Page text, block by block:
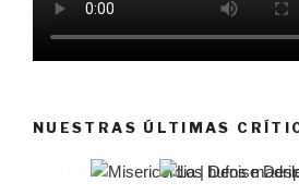
NUESTRAS ÚLTIMAS
El castillo de Lindabridis